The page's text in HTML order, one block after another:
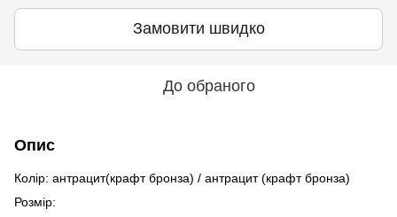
Замовити швидко
До обраного
Опис
Колір: антрацит(крафт бронза) / антрацит (крафт бронза)
Розмір: